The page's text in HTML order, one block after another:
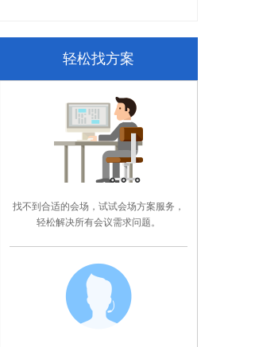
轻松找方案
找不到合适的会场，试试会场方案服务，
轻松解决所有会议需求问题。